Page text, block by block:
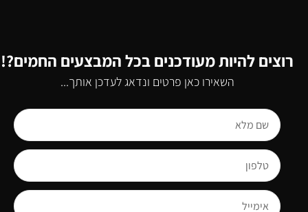
רוצים להיות מעודכנים בכל המבצעים החמים?!
השאירו כאן פרטים ונדאג לעדכן אותך...